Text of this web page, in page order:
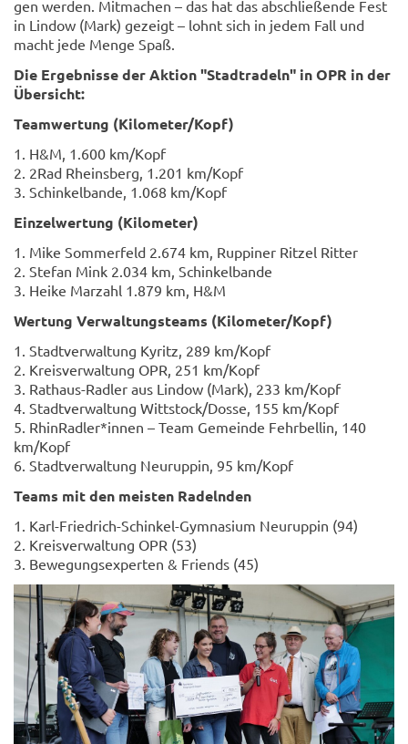
gen wer­den. Mit­ma­chen – das hat das ab­schlie­ßen­de Fest
in Lin­dow (Mark) ge­zeigt – lohnt sich in jedem Fall und
macht jede Menge Spaß.
Die Er­geb­nis­se der Ak­ti­on "Stadt­ra­deln" in OPR in der
Über­sicht:
Team­wer­tung (Ki­lo­me­ter/Kopf)
1. H&M, 1.600 km/Kopf
2. 2Rad Rheins­berg, 1.201 km/Kopf
3. Schin­kel­ban­de, 1.068 km/Kopf
Ein­zel­wer­tung (Ki­lo­me­ter)
1. Mike Som­mer­feld 2.674 km, Rup­pi­ner Rit­zel Rit­ter
2. Ste­fan Mink 2.034 km, Schin­kel­ban­de
3. Heike Mar­zahl 1.879 km, H&M
Wer­tung Ver­wal­tungs­teams (Ki­lo­me­ter/Kopf)
1. Stadt­ver­wal­tung Ky­ritz, 289 km/Kopf
2. Kreis­ver­wal­tung OPR, 251 km/Kopf
3. Rathaus-​Radler aus Lin­dow (Mark), 233 km/Kopf
4. Stadt­ver­wal­tung Witt­stock/Dosse, 155 km/Kopf
5. Rhin­Rad­ler*innen – Team Ge­mein­de Fehr­bel­lin, 140
km/Kopf
6. Stadt­ver­wal­tung Neu­rup­pin, 95 km/Kopf
Teams mit den meis­ten Ra­deln­den
1. Karl-​Friedrich-Schinkel-Gymnasium Neu­rup­pin (94)
2. Kreis­ver­wal­tung OPR (53)
3. Be­we­gungs­ex­per­ten & Friends (45)